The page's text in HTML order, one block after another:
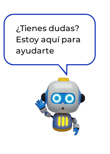
¿Tienes dudas?
Estoy aquí para
ayudarte